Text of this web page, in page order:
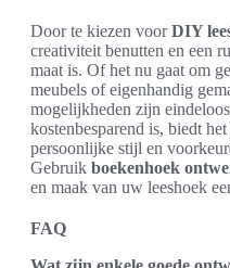
Door te kiezen voorDIY
creativiteit benutten en een
maat is. Of het nu gaat om
meubels of eigenhandig
mogelijkheden zijn
kostenbesparend is, biedt
persoonlijke stijl en
Gebruik boekenhoek
en maak van uw leeshoek
FAQ